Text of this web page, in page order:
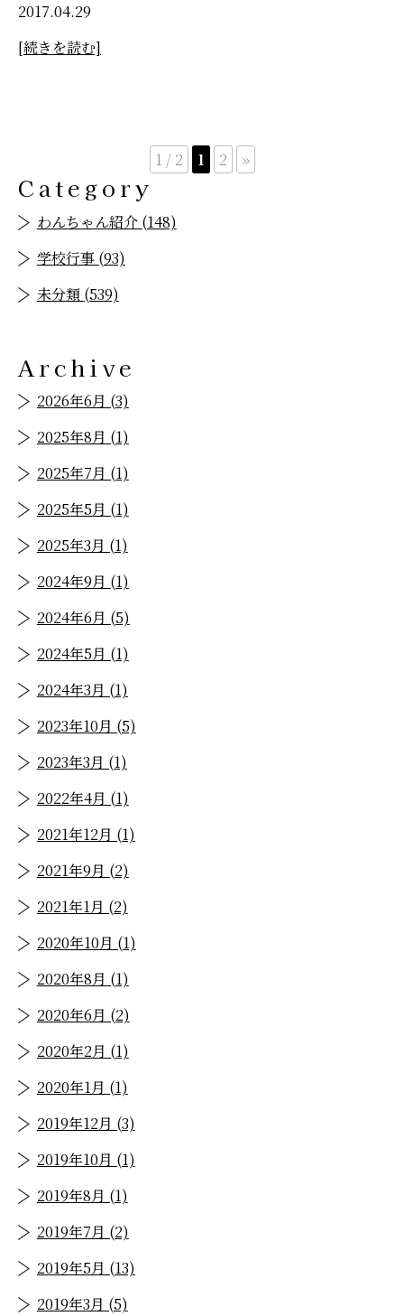
2017.04.29
[続きを読む]
1 / 2 1 2 »
Category
わんちゃん紹介 (148)
学校行事 (93)
未分類 (539)
Archive
2026年6月 (3)
2025年8月 (1)
2025年7月 (1)
2025年5月 (1)
2025年3月 (1)
2024年9月 (1)
2024年6月 (5)
2024年5月 (1)
2024年3月 (1)
2023年10月 (5)
2023年3月 (1)
2022年4月 (1)
2021年12月 (1)
2021年9月 (2)
2021年1月 (2)
2020年10月 (1)
2020年8月 (1)
2020年6月 (2)
2020年2月 (1)
2020年1月 (1)
2019年12月 (3)
2019年10月 (1)
2019年8月 (1)
2019年7月 (2)
2019年5月 (13)
2019年3月 (5)